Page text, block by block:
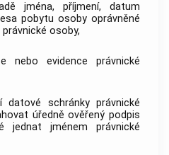
jména, příjmení, datum
pobytu osoby oprávněné
osoby,
nebo evidence právnické
schránky právnické
úředně ověřený podpis
jednat jménem právnické